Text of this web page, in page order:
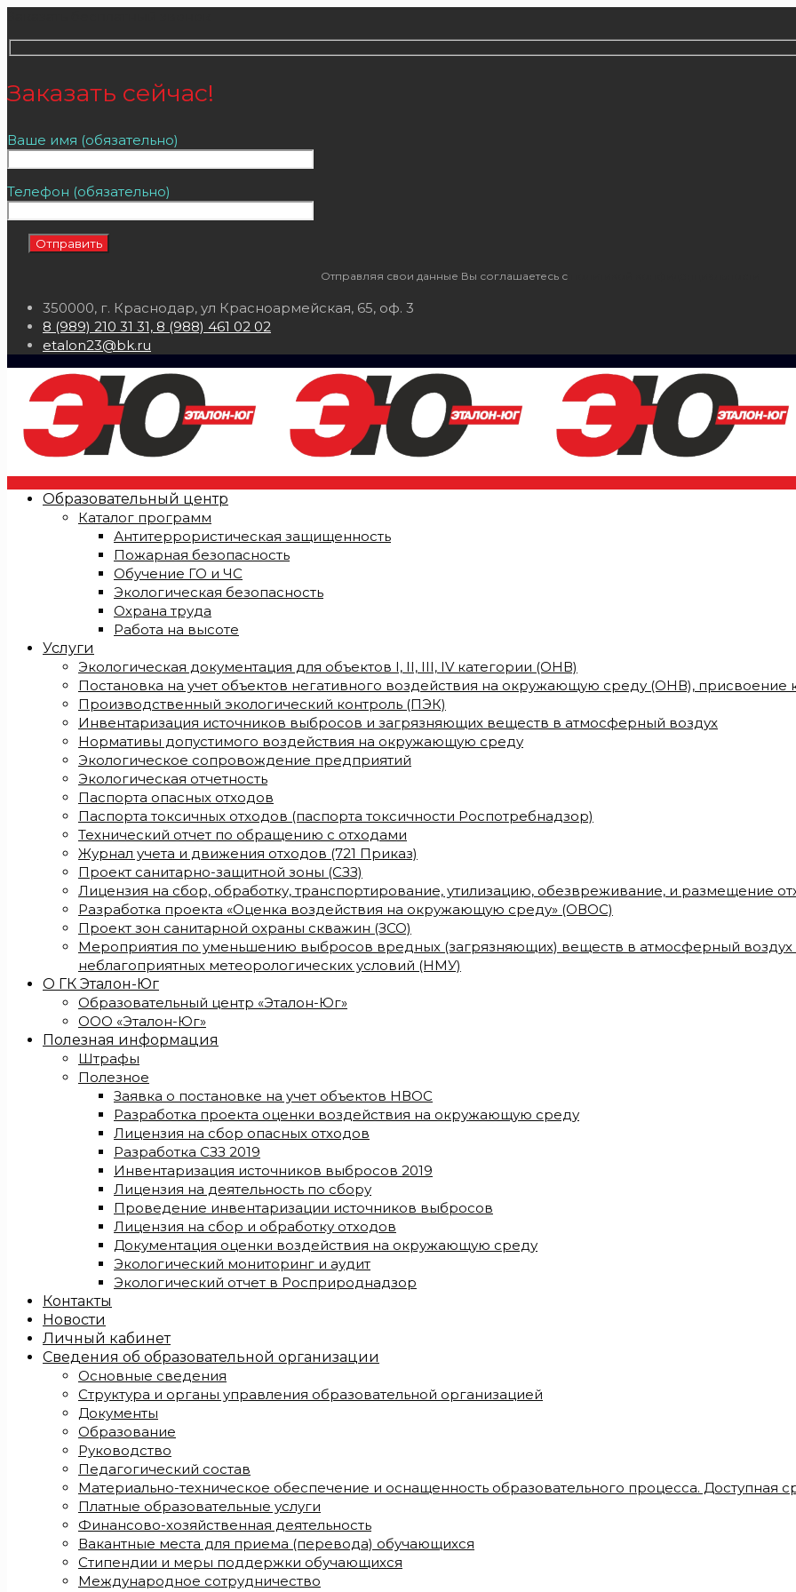
Заказать сейчас!
Ваше имя (обязательно)
Телефон (обязательно)
Отправляя свои данные Вы соглашаетесь с
350000, г. Краснодар, ул Красноармейская, 65, оф. 3
8 (989) 210 31 31, 8 (988) 461 02 02
etalon23@bk.ru
Образовательный центр
Каталог программ
Антитеррористическая защищенность
Пожарная безопасность
Обучение ГО и ЧС
Экологическая безопасность
Охрана труда
Работа на высоте
Услуги
Экологическая документация для объектов I, II, III, IV категории (ОНВ)
Постановка на учет объектов негативного воздействия на окружающую среду (ОНВ), присвоение
Производственный экологический контроль (ПЭК)
Инвентаризация источников выбросов и загрязняющих веществ в атмосферный воздух
Нормативы допустимого воздействия на окружающую среду
Экологическое сопровождение предприятий
Экологическая отчетность
Паспорта опасных отходов
Паспорта токсичных отходов (паспорта токсичности Роспотребнадзор)
Технический отчет по обращению с отходами
Журнал учета и движения отходов (721 Приказ)
Проект санитарно-защитной зоны (СЗЗ)
Лицензия на сбор, обработку, транспортирование, утилизацию, обезвреживание, и размещение
Разработка проекта «Оценка воздействия на окружающую среду» (ОВОС)
Проект зон санитарной охраны скважин (ЗСО)
Мероприятия по уменьшению выбросов вредных (загрязняющих) веществ в атмосферный
неблагоприятных метеорологических условий (НМУ)
О ГК Эталон-Юг
Образовательный центр «Эталон-Юг»
ООО «Эталон-Юг»
Полезная информация
Штрафы
Полезное
Заявка о постановке на учет объектов НВОС
Разработка проекта оценки воздействия на окружающую среду
Лицензия на сбор опасных отходов
Разработка СЗЗ 2019
Инвентаризация источников выбросов 2019
Лицензия на деятельность по сбору
Проведение инвентаризации источников выбросов
Лицензия на сбор и обработку отходов
Документация оценки воздействия на окружающую среду
Экологический мониторинг и аудит
Экологический отчет в Росприроднадзор
Контакты
Новости
Личный кабинет
Сведения об образовательной организации
Основные сведения
Структура и органы управления образовательной организацией
Документы
Образование
Руководство
Педагогический состав
Материально-техническое обеспечение и оснащенность образовательного процесса. Доступная
Платные образовательные услуги
Финансово-хозяйственная деятельность
Вакантные места для приема (перевода) обучающихся
Стипендии и меры поддержки обучающихся
Международное сотрудничество